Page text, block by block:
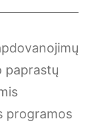
paprastų
programos